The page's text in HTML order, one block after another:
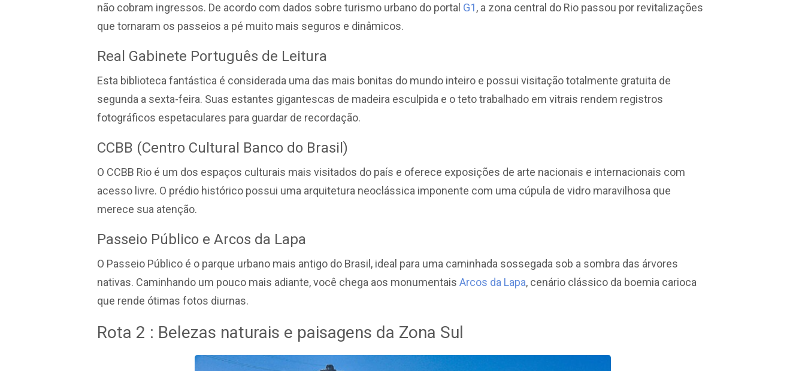
não cobram ingressos. De acordo com dados sobre turismo urbano do portal G1, a zona central do Rio passou por revitalizações
que tornaram os passeios a pé muito mais seguros e dinâmicos.
Real Gabinete Português de Leitura
Esta biblioteca fantástica é considerada uma das mais bonitas do mundo inteiro e possui visitação totalmente gratuita de
segunda a sexta-feira. Suas estantes gigantescas de madeira esculpida e o teto trabalhado em vitrais rendem registros
fotográficos espetaculares para guardar de recordação.
CCBB (Centro Cultural Banco do Brasil)
O CCBB Rio é um dos espaços culturais mais visitados do país e oferece exposições de arte nacionais e internacionais com
acesso livre. O prédio histórico possui uma arquitetura neoclássica imponente com uma cúpula de vidro maravilhosa que
merece sua atenção.
Passeio Público e Arcos da Lapa
O Passeio Público é o parque urbano mais antigo do Brasil, ideal para uma caminhada sossegada sob a sombra das árvores
nativas. Caminhando um pouco mais adiante, você chega aos monumentais Arcos da Lapa, cenário clássico da boemia carioca
que rende ótimas fotos diurnas.
Rota 2 : Belezas naturais e paisagens da Zona Sul